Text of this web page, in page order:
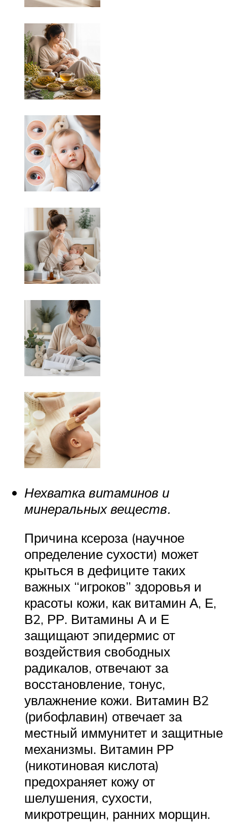
Нехватка витаминов и
минеральных веществ.
Причина ксероза (научное
определение сухости) может
крыться в дефиците таких
важных “игроков” здоровья и
красоты кожи, как витамин А, Е,
В2, РР. Витамины А и Е
защищают эпидермис от
воздействия свободных
радикалов, отвечают за
восстановление, тонус,
увлажнение кожи. Витамин В2
(рибофлавин) отвечает за
местный иммунитет и защитные
механизмы. Витамин РР
(никотиновая кислота)
предохраняет кожу от
шелушения, сухости,
микротрещин, ранних морщин.